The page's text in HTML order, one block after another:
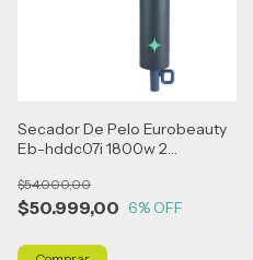
Secador De Pelo Eurobeauty
Eb-hddc07i 1800w 2
$50.999,00
$54.000,00
6% OFF